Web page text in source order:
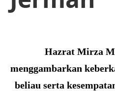
Hazrat Mirza
menggambarkan
beliau serta